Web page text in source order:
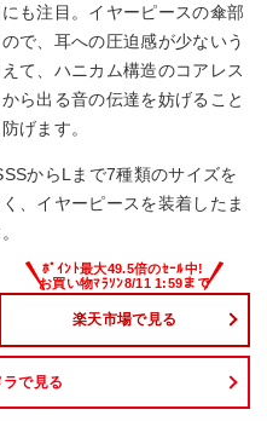
も注目。イヤーピースの傘部
で、耳への圧迫感が少ないう
て、ハニカム構造のコアレス
ら出る音の伝達を妨げること
げます。
からLまで7種類のサイズを
、イヤーピースを装着したま
楽天市場で見る
ラで見る